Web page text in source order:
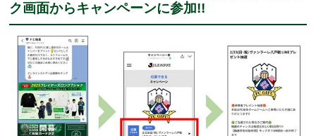
ク画面からキャンペーンに参加!!